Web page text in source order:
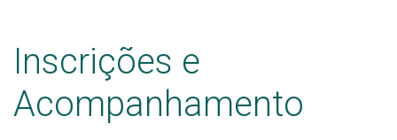
Graduação
Especialização
Inscrições e
Acompanhamento